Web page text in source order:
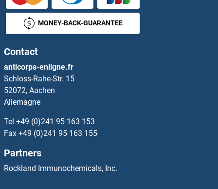
CDC16 Anticorps
CDC20 Anticorps
CDC23 Anticorps
CDC25A Anticorps
CDC25B Anticorps
CDC25C Anticorps
CDC26 Anticorps
MONEY-BACK-GUARANTEE
Contact
anticorps-enligne.fr
Schloss-Rahe-Str. 15
52072, Aachen
Allemagne
Tel +49 (0)241 95 163 153
Fax +49 (0)241 95 163 155
Partners
Rockland Immunochemicals, Inc.